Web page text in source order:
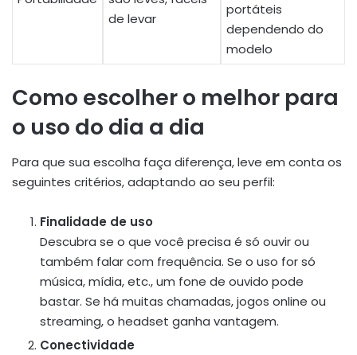
de levar
portáteis
dependendo do
modelo
Como escolher o melhor para
o uso do dia a dia
Para que sua escolha faça diferença, leve em conta os
seguintes critérios, adaptando ao seu perfil:
Finalidade de uso
Descubra se o que você precisa é só ouvir ou
também falar com frequência. Se o uso for só
música, mídia, etc., um fone de ouvido pode
bastar. Se há muitas chamadas, jogos online ou
streaming, o headset ganha vantagem.
Conectividade